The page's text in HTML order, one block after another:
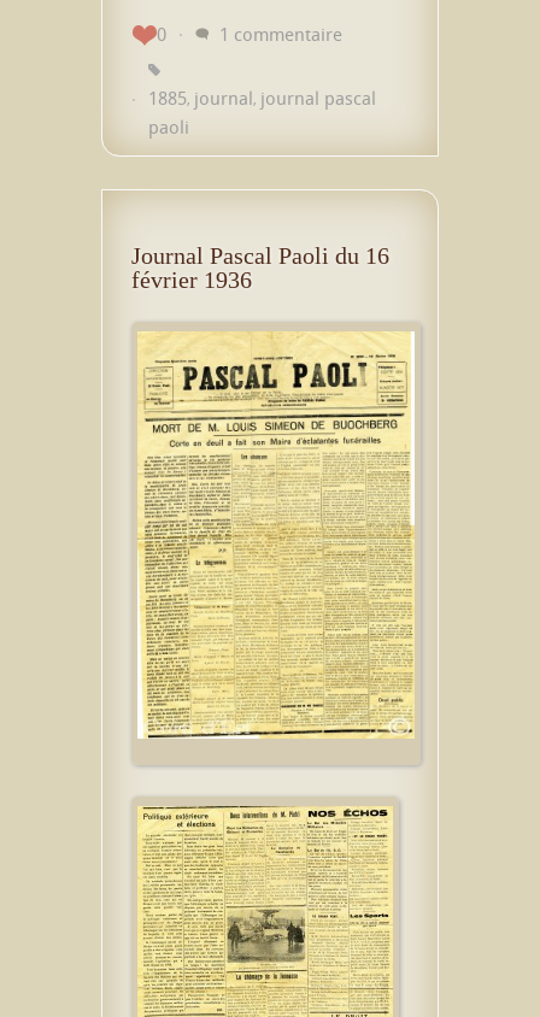
0 1 commentaire
1885, journal, journal pascal
paoli
Journal Pascal Paoli du 16
février 1936